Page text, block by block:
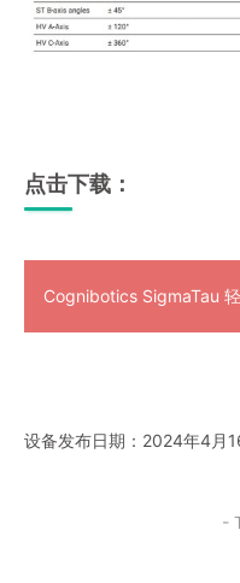
点击下载：
Cognibotics SigmaTau
设备发布日期：2024年4月
-